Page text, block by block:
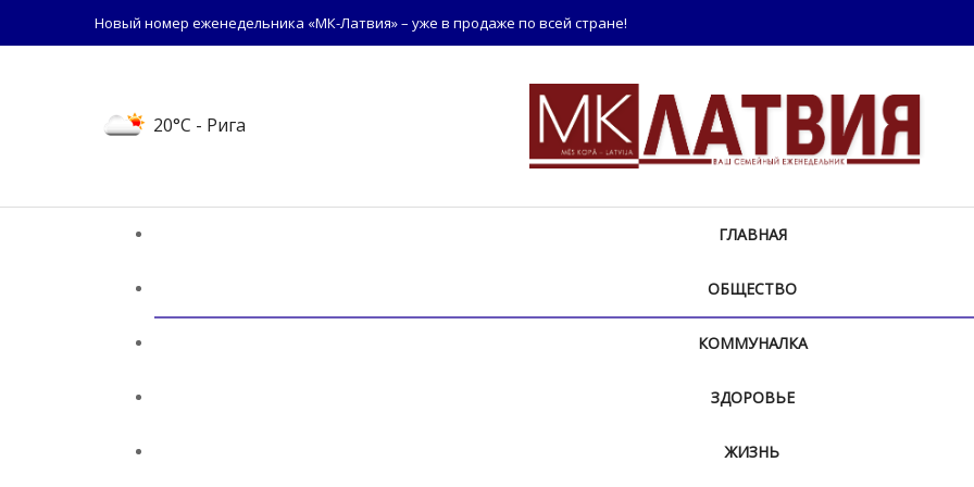
Новый номер еженедельника «МК-Латвия» – уже в продаже по всей стране!
20°C - Рига
ГЛАВНАЯ
ОБЩЕСТВО
КОММУНАЛКА
ЗДОРОВЬЕ
ЖИЗНЬ